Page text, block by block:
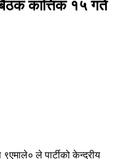
कात्तिक १५ गते
ले पार्टीको केन्द्रीय